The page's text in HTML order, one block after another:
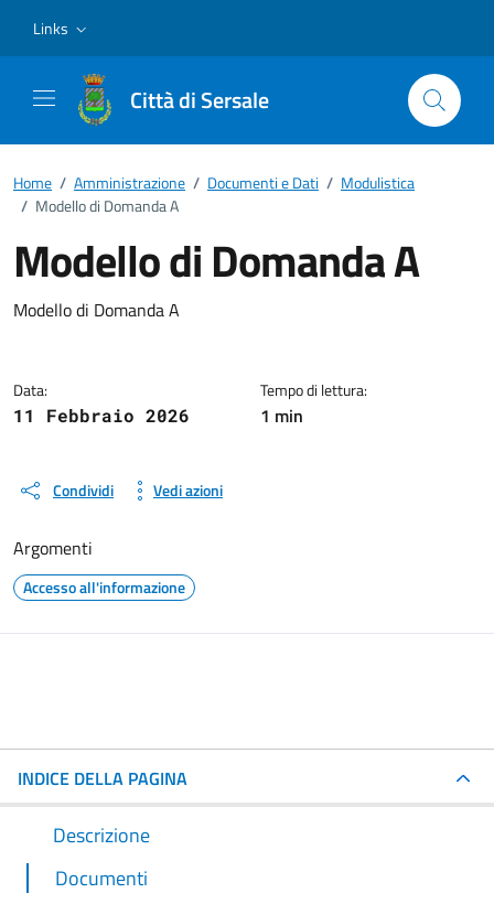
Links
Città di Sersale
Home / Amministrazione / Documenti e Dati / Modulistica
/ Modello di Domanda A
Modello di Domanda A
Dettagli del documento
Modello di Domanda A
Data:
11 Febbraio 2026
Tempo di lettura:
1 min
Condividi Vedi azioni
Argomenti
Accesso all'informazione
INDICE DELLA PAGINA
Descrizione
Documenti